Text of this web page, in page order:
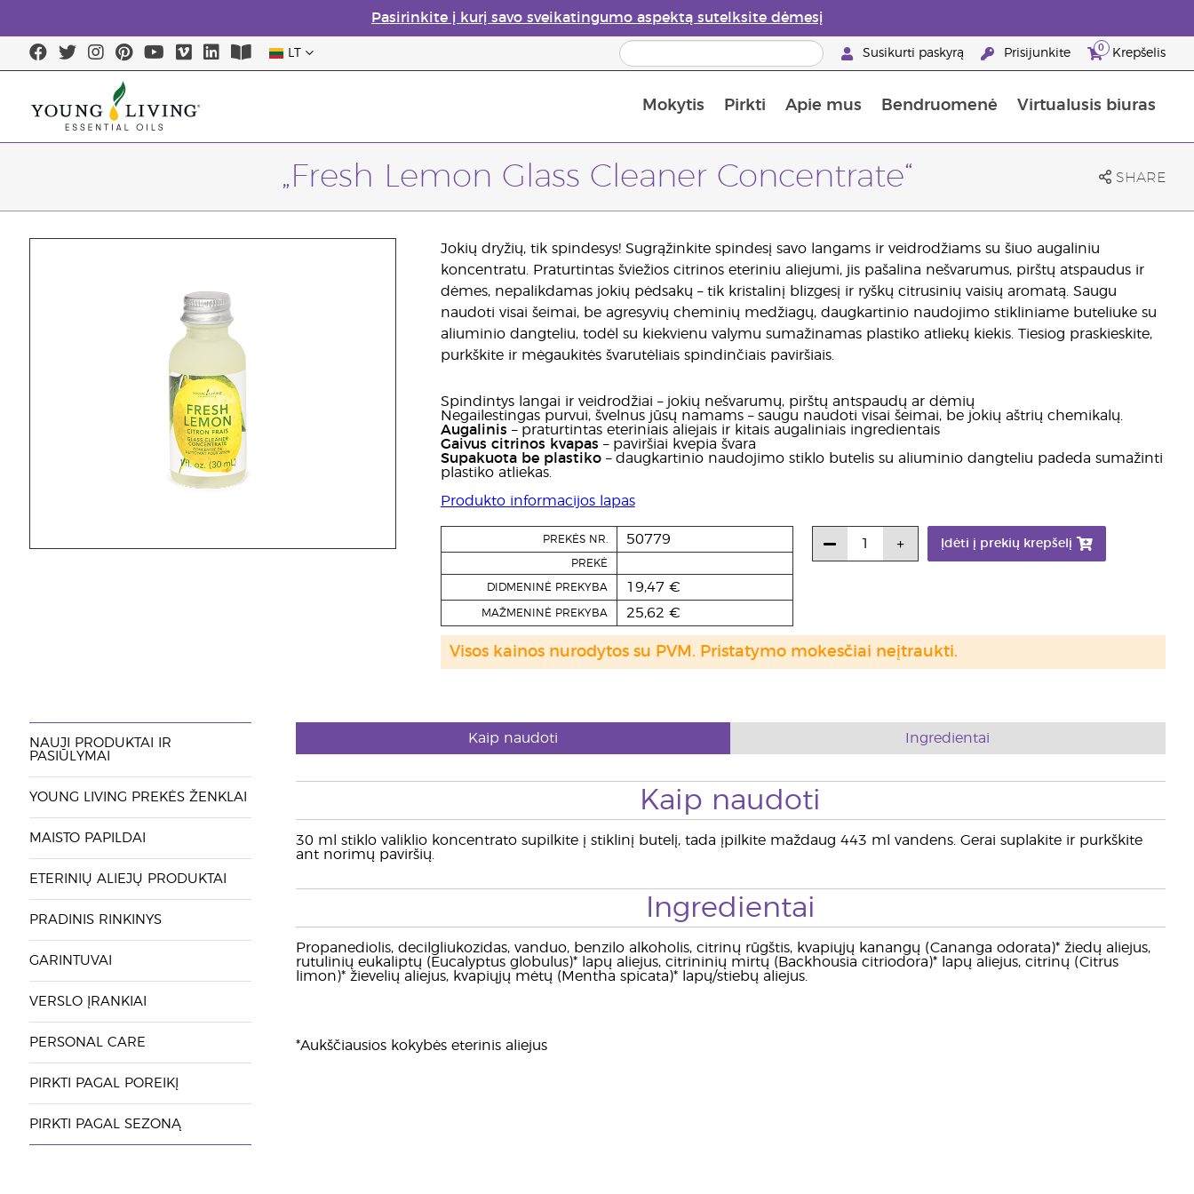
Pasirinkite į kurį savo sveikatingumo aspektą sutelksite dėmesį
LT Susikurti paskyrą Prisijunkite 0 Krepšelis
Mokytis Pirkti Apie mus Bendruomenė Virtualusis biuras
„Fresh Lemon Glass Cleaner Concentrate“ SHARE
Jokių dryžių, tik spindesys! Sugrąžinkite spindesį savo langams ir veidrodžiams su šiuo augaliniu
koncentratu. Praturtintas šviežios citrinos eteriniu aliejumi, jis pašalina nešvarumus, pirštų atspaudus ir
dėmes, nepalikdamas jokių pėdsakų – tik kristalinį blizgesį ir ryškų citrusinių vaisių aromatą. Saugu
naudoti visai šeimai, be agresyvių cheminių medžiagų, daugkartinio naudojimo stikliniame buteliuke su
aliuminio dangteliu, todėl su kiekvienu valymu sumažinamas plastiko atliekų kiekis. Tiesiog praskieskite,
purkškite ir mėgaukitės švarutėliais spindinčiais paviršiais.
Spindintys langai ir veidrodžiai – jokių nešvarumų, pirštų antspaudų ar dėmių
Negailestingas purvui, švelnus jūsų namams – saugu naudoti visai šeimai, be jokių aštrių chemikalų.
Augalinis – praturtintas eteriniais aliejais ir kitais augaliniais ingredientais
Gaivus citrinos kvapas – paviršiai kvepia švara
Supakuota be plastiko– daugkartinio naudojimo stiklo butelis su aliuminio dangteliu padeda sumažinti
plastiko atliekas.
Produkto informacijos lapas
PREKĖS NR. 50779
PREKĖ
DIDMENINĖ PREKYBA 19,47 €
MAŽMENINĖ PREKYBA 25,62 €
Įdėti į prekių krepšelį
Visos kainos nurodytos su PVM. Pristatymo mokesčiai neįtraukti.
NAUJI PRODUKTAI IR
PASIŪLYMAI
YOUNG LIVING PREKĖS ŽENKLAI
MAISTO PAPILDAI
ETERINIŲ ALIEJŲ PRODUKTAI
PRADINIS RINKINYS
GARINTUVAI
VERSLO ĮRANKIAI
PERSONAL CARE
PIRKTI PAGAL POREIKĮ
PIRKTI PAGAL SEZONĄ
Kaip naudoti Ingredientai
Kaip naudoti
30 ml stiklo valiklio koncentrato supilkite į stiklinį butelį, tada įpilkite maždaug 443 ml vandens. Gerai suplakite ir purkškite
ant norimų paviršių.
Ingredientai
Propanediolis, decilgliukozidas, vanduo, benzilo alkoholis, citrinų rūgštis, kvapiųjų kanangų (Cananga odorata)* žiedų aliejus,
rutulinių eukaliptų (Eucalyptus globulus)* lapų aliejus, citrininių mirtų (Backhousia citriodora)* lapų aliejus, citrinų (Citrus
limon)* žievelių aliejus, kvapiųjų mėtų (Mentha spicata)* lapų/stiebų aliejus.
*Aukščiausios kokybės eterinis aliejus